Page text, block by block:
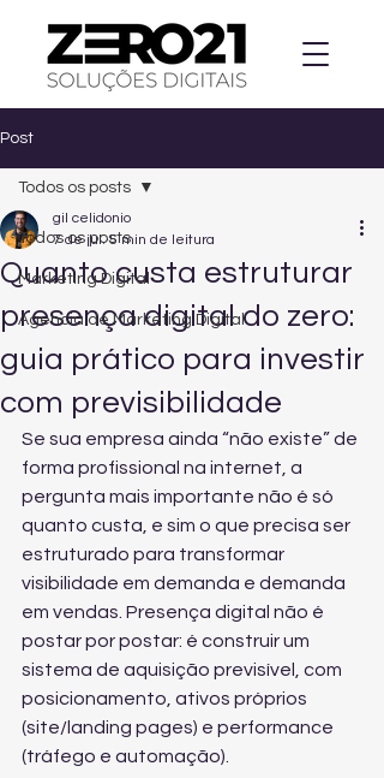
Post
Todos os posts
Marketing Digital
Agencia de Marketing Digital
Todos os posts
Quanto custa estruturar
presença digital do zero:
guia prático para investir
com previsibilidade
gil celidonio
7 de jul. 5 min de leitura
Se sua empresa ainda “não existe” de
forma profissional na internet, a
pergunta mais importante não é só
quanto custa, e sim o que precisa ser
estruturado para transformar
visibilidade em demanda e demanda
em vendas. Presença digital não é
postar por postar: é construir um
sistema de aquisição previsível, com
posicionamento, ativos próprios
(site/landing pages) e performance
(tráfego e automação).